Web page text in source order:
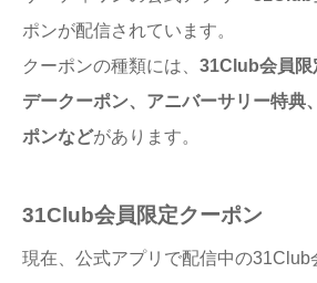
ポンが配信されています。
クーポンの種類には、 31Club会員限
デークーポン、アニバーサリー特典
ポンなどがあります。
31Club会員限定クーポン
現在、公式アプリで配信中の31Club